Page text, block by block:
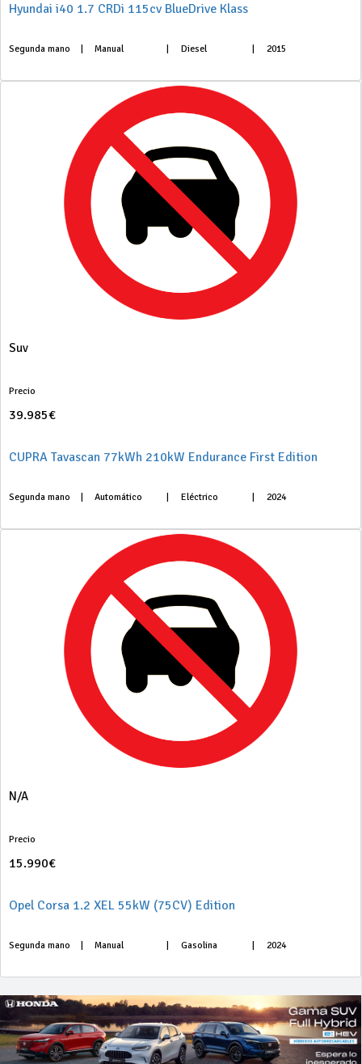
Hyundai i40 1.7 CRDi 115cv BlueDrive Klass
Segunda mano Manual Diesel 2015
Suv
Precio
39.985€
CUPRA Tavascan 77kWh 210kW Endurance First Edition
Segunda mano Automático Eléctrico 2024
N/A
Precio
15.990€
Opel Corsa 1.2 XEL 55kW (75CV) Edition
Segunda mano Manual Gasolina 2024